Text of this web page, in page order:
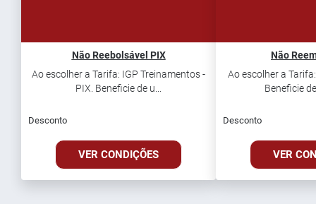
Não Reebolsável PIX
Ao escolher a Tarifa: IGP Treinamentos -
PIX. Beneficie de u...
Desconto
VER CONDIÇÕES
Não
Ao escolher a
Beneficie
Desconto
VER